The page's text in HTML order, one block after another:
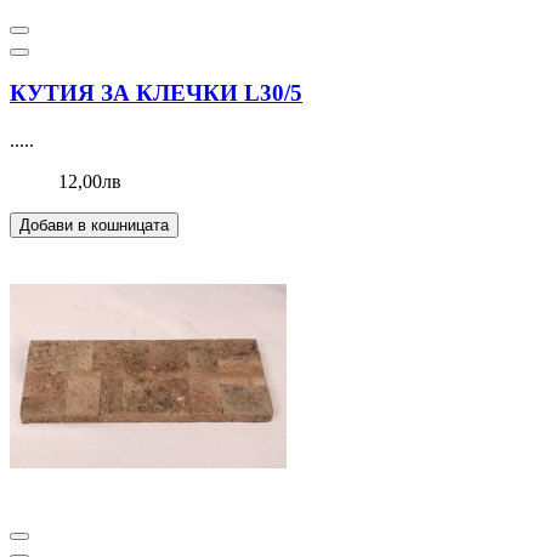
КУТИЯ ЗА КЛЕЧКИ L30/5
.....
12,00лв
Добави в кошницата